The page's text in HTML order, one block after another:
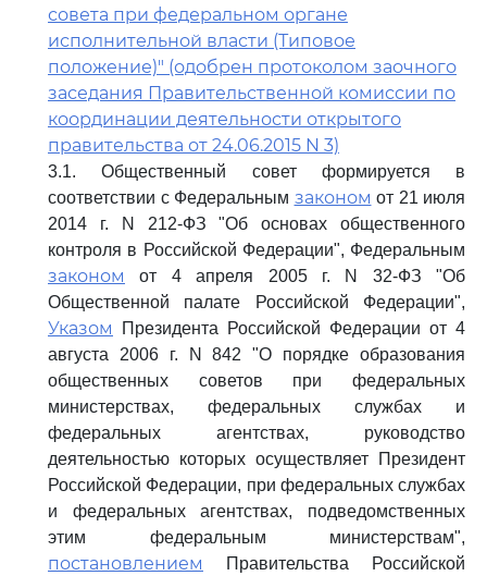
совета при федеральном органе
исполнительной власти (Типовое
положение)" (одобрен протоколом заочного
заседания Правительственной комиссии по
координации деятельности открытого
правительства от 24.06.2015 N 3)
3.1. Общественный совет формируется в
соответствии с Федеральным законом от 21 июля
2014 г. N 212-ФЗ "Об основах общественного
контроля в Российской Федерации", Федеральным
законом
от 4 апреля 2005 г. N 32-ФЗ "Об
Общественной палате Российской Федерации",
Указом
Президента Российской Федерации от 4
августа 2006 г. N 842 "О порядке образования
общественных советов при федеральных
министерствах, федеральных службах и
федеральных агентствах, руководство
деятельностью которых осуществляет Президент
Российской Федерации, при федеральных службах
и федеральных агентствах, подведомственных
этим федеральным министерствам",
постановлением
Правительства Российской